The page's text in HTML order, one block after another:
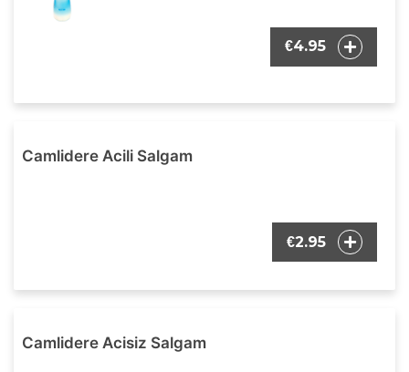
€4.95
Camlidere Acili Salgam
€2.95
Camlidere Acisiz Salgam